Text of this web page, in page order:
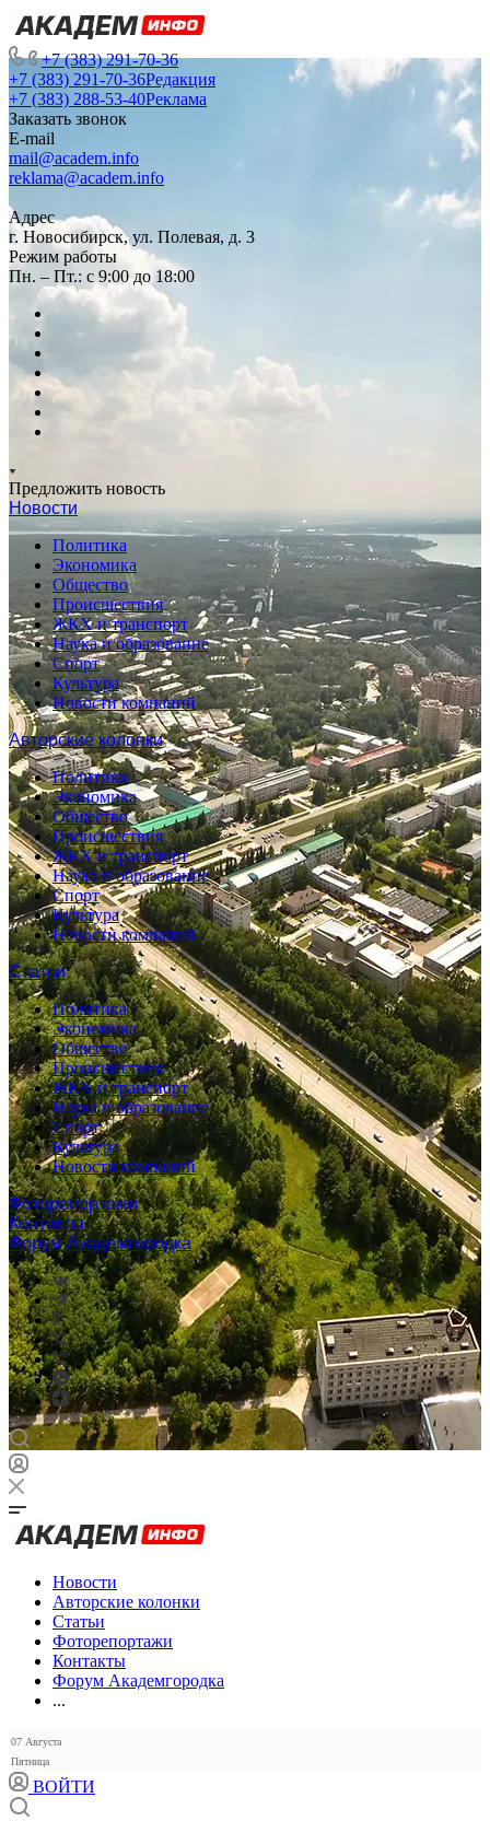
+7 (383) 291-70-36
+7 (383) 291-70-36Редакция
+7 (383) 288-53-40Реклама
Заказать звонок
E-mail
mail@academ.info
reklama@academ.info
Адрес
г. Новосибирск, ул. Полевая, д. 3
Режим работы
Пн. – Пт.: с 9:00 до 18:00
Предложить новость
Новости
Политика
Экономика
Общество
Происшествия
ЖКХ и транспорт
Наука и образование
Спорт
Культура
Новости компаний
Авторские колонки
Политика
Экономика
Общество
Происшествия
ЖКХ и транспорт
Наука и образование
Спорт
Культура
Новости компаний
Статьи
Политика
Экономика
Общество
Происшествия
ЖКХ и транспорт
Наука и образование
Спорт
Культура
Новости компаний
Фоторепортажи
Контакты
Форум Академгородка
Новости
Авторские колонки
Статьи
Фоторепортажи
Контакты
Форум Академгородка
...
07 Августа
Пятница
ВОЙТИ